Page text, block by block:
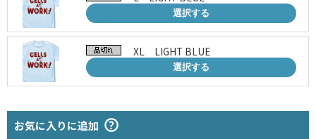
選択する
XL LIGHT BLUE
選択する
お気に入りに追加